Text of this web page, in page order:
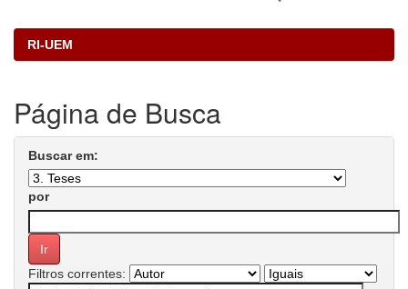
RI-UEM
Página de Busca
Buscar em:
por
Filtros correntes: